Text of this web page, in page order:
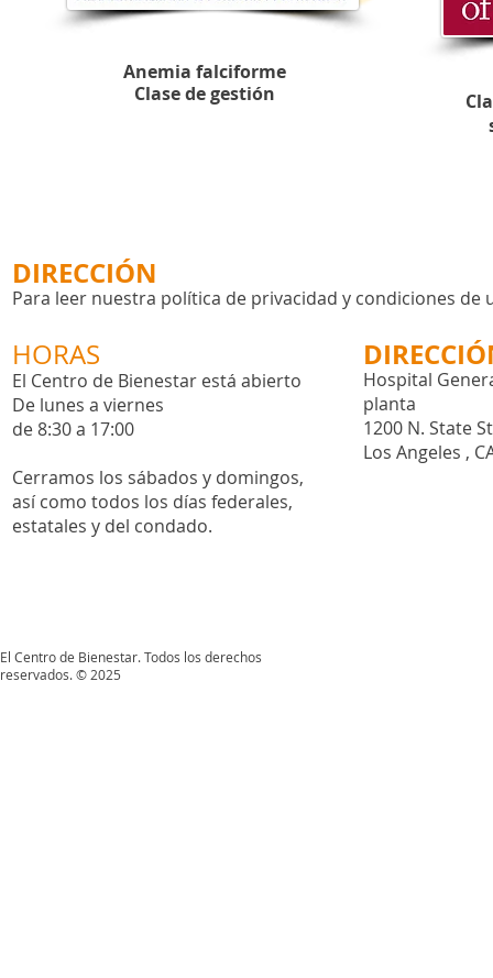
Anemia falciforme
Clase de gestión
DIRECCIÓN
Para leer nuestra política de privacidad y condiciones de
HORAS
El Centro de Bienestar está abierto
De lunes a viernes
de 8:30 a 17:00
Cerramos los sábados y domingos,
así como todos los días federales,
estatales y del condado.
Hospital
planta
1200 N. State
Los Angeles ,
El Centro de Bienestar. Todos los derechos
reservados. © 2025